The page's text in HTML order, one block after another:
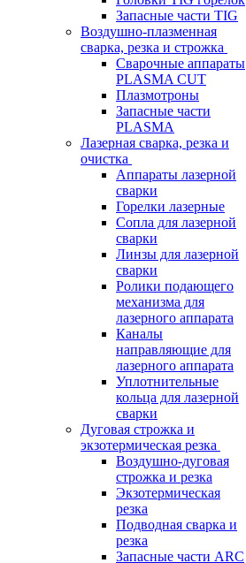
Запасные части TIG
Воздушно-плазменная
сварка, резка и строжка
Сварочные аппараты
PLASMA CUT
Плазмотроны
Запасные части
PLASMA
Лазерная сварка, резка и
очистка
Аппараты лазерной
сварки
Горелки лазерные
Сопла для лазерной
сварки
Линзы для лазерной
сварки
Ролики подающего
механизма для
лазерного аппарата
Каналы
направляющие для
лазерного аппарата
Уплотнительные
кольца для лазерной
сварки
Дуговая строжка и
экзотермическая резка
Воздушно-дуговая
строжка и резка
Экзотермическая
резка
Подводная сварка и
резка
Запасные части ARC